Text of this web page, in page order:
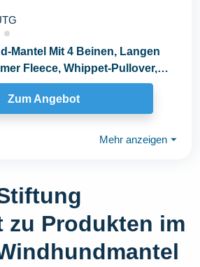
Mantel Mit 4 Beinen, Langen
Fleece, Whippet-Pullover,
Zum Angebot
Mehr anzeigen ⏷
zu Produkten im